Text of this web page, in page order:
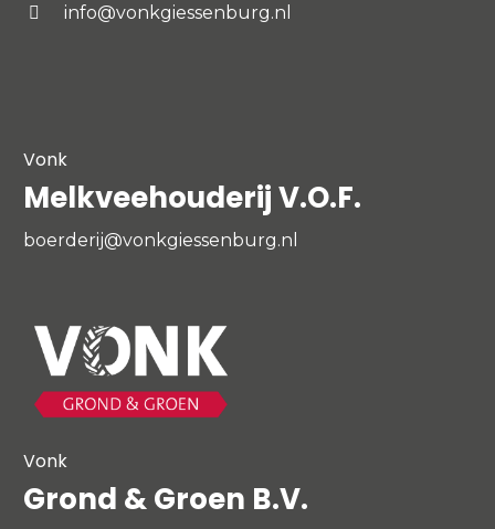
info@vonkgiessenburg.nl
Vonk
Melkveehouderij V.O.F.
boerderij@vonkgiessenburg.nl
Vonk
Grond & Groen B.V.